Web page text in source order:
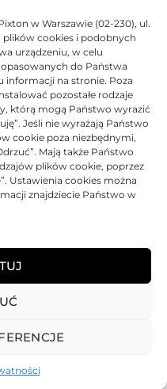
w Warszawie (02-230), ul.
plików cookies i podobnych
urządzeniu, w celu
do Państwa
informacji na stronie. Poza
pozostałe rodzaje
którą mogą Państwo wyrazić
Jeśli nie wyrażają Państwo
cookie poza niezbędnymi,
Mają także Państwo
plików cookie, poprzez
Ustawienia cookies można
znajdziecie Państwo w
z oryginalnymi
A4 przy 5% pokryciu.